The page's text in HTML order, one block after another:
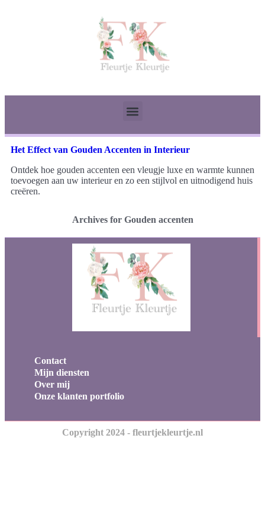
Het Effect van Gouden Accenten in Interieur
Ontdek hoe gouden accenten een vleugje luxe en warmte kunnen
toevoegen aan uw interieur en zo een stijlvol en uitnodigend huis
creëren.
Archives for Gouden accenten
Contact
Mijn diensten
Over mij
Onze klanten portfolio
Copyright 2024 - fleurtjekleurtje.nl